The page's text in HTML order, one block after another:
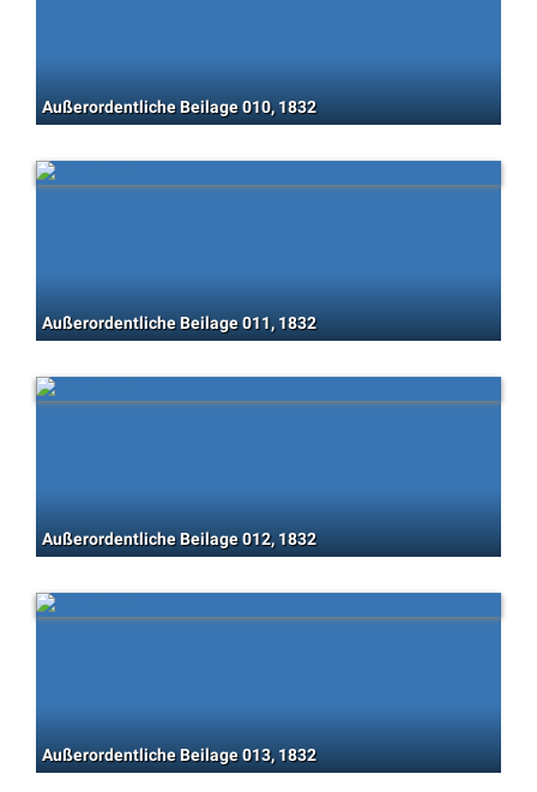
Außerordentliche Beilage 010, 1832
Außerordentliche Beilage 011, 1832
Außerordentliche Beilage 012, 1832
Außerordentliche Beilage 013, 1832